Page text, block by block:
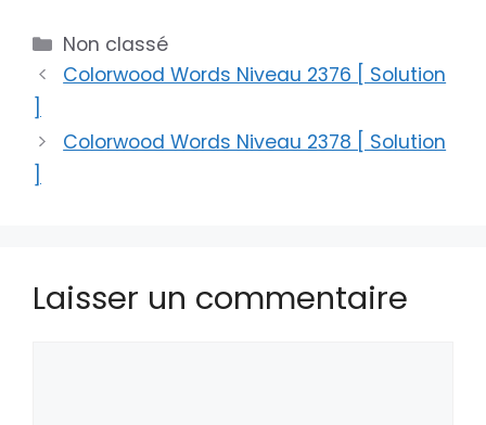
Catégories
Non classé
Colorwood Words Niveau 2376 [ Solution
Colorwood Words Niveau 2378 [ Solution
Laisser un commentaire